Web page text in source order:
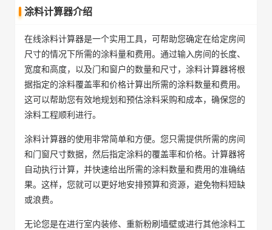
涂料计算器介绍
在线涂料计算器是一个实用工具，可帮助您确定在给定房间
尺寸的情况下所需的涂料量和费用。通过输入房间的长度、
宽度和高度，以及门和窗户的数量和尺寸，涂料计算器将根
据指定的涂料覆盖率和价格计算出所需的涂料数量和费用。
这可以帮助您有效地规划和预估涂料采购和成本，确保您的
涂料工程顺利进行。
涂料计算器的使用非常简单和方便。您只需提供所需的房间
和门窗尺寸数据，然后指定涂料的覆盖率和价格。计算器将
自动执行计算，并快速给出所需的涂料数量和费用的准确结
果。这样，您就可以更好地安排预算和资源，避免物料短缺
或浪费。
无论您是在进行室内装修、重新粉刷墙壁或进行其他涂料工